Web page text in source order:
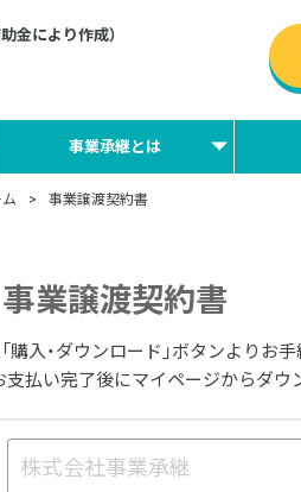
金により作成）
事業承継とは
事業譲渡契約書
事業譲渡契約書
購入・ダウンロード」ボタンよりお
払い完了後にマイページからダウ